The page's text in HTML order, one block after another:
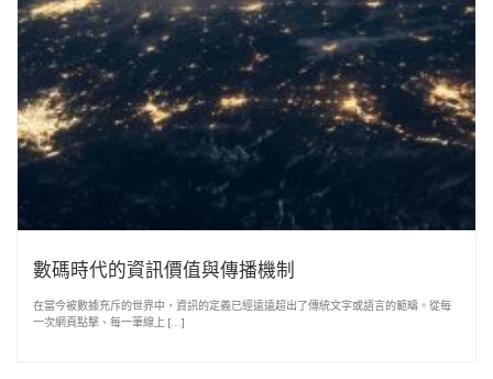
數碼時代的資訊價值與傳播機制
在當今被數據充斥的世界中，資訊的定義已經遠遠超出了傳統文字或語言的範疇。從每
一次網頁點擊、每一筆線上 […]